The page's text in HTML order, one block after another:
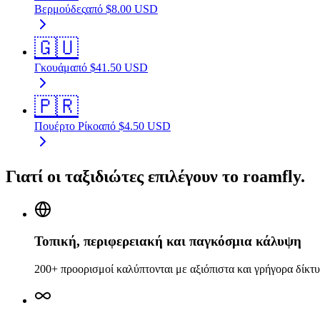
Βερμούδεςαπό $8.00 USD
🇬🇺
Γκουάμαπό $41.50 USD
🇵🇷
Πουέρτο Ρίκοαπό $4.50 USD
Γιατί οι ταξιδιώτες επιλέγουν το roamfly.
Τοπική, περιφερειακή και παγκόσμια κάλυψη
200+ προορισμοί καλύπτονται με αξιόπιστα και γρήγορα